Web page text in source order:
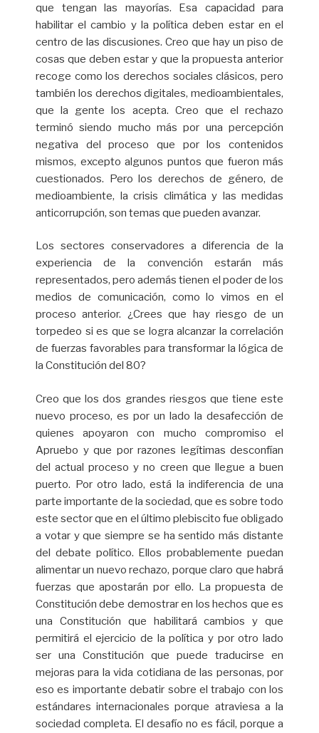
que tengan las mayorías. Esa capacidad para
habilitar el cambio y la política deben estar en el
centro de las discusiones. Creo que hay un piso de
cosas que deben estar y que la propuesta anterior
recoge como los derechos sociales clásicos, pero
también los derechos digitales, medioambientales,
que la gente los acepta. Creo que el rechazo
terminó siendo mucho más por una percepción
negativa del proceso que por los contenidos
mismos, excepto algunos puntos que fueron más
cuestionados. Pero los derechos de género, de
medioambiente, la crisis climática y las medidas
anticorrupción, son temas que pueden avanzar.
Los sectores conservadores a diferencia de la
experiencia de la convención estarán más
representados, pero además tienen el poder de los
medios de comunicación, como lo vimos en el
proceso anterior. ¿Crees que hay riesgo de un
torpedeo si es que se logra alcanzar la correlación
de fuerzas favorables para transformar la lógica de
la Constitución del 80?
Creo que los dos grandes riesgos que tiene este
nuevo proceso, es por un lado la desafección de
quienes apoyaron con mucho compromiso el
Apruebo y que por razones legítimas desconfían
del actual proceso y no creen que llegue a buen
puerto. Por otro lado, está la indiferencia de una
parte importante de la sociedad, que es sobre todo
este sector que en el último plebiscito fue obligado
a votar y que siempre se ha sentido más distante
del debate político. Ellos probablemente puedan
alimentar un nuevo rechazo, porque claro que habrá
fuerzas que apostarán por ello. La propuesta de
Constitución debe demostrar en los hechos que es
una Constitución que habilitará cambios y que
permitirá el ejercicio de la política y por otro lado
ser una Constitución que puede traducirse en
mejoras para la vida cotidiana de las personas, por
eso es importante debatir sobre el trabajo con los
estándares internacionales porque atraviesa a la
sociedad completa. El desafío no es fácil, porque a